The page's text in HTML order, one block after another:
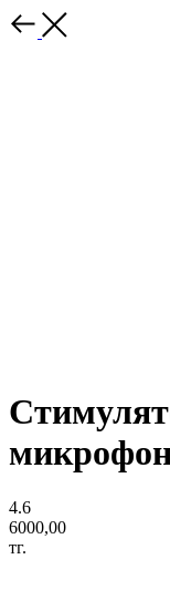
4.6
6000,00
тг.